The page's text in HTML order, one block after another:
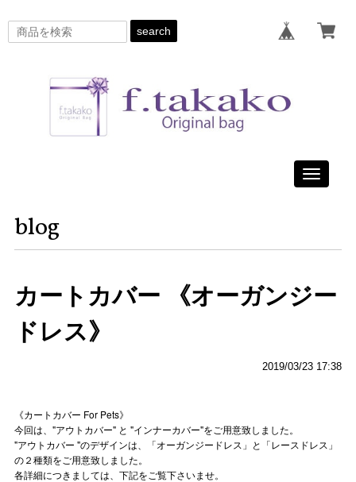
search
Toggle
blog
カートカバー 《オーガンジー
ドレス》
2019/03/23 17:38
《カートカバー For Pets》
今回は、"アウトカバー" と "インナーカバー"をご用意致しました。
"アウトカバー "のデザインは、「オーガンジードレス」と「レースドレス」
の２種類をご用意致しました。
各詳細につきましては、下記をご覧下さいませ。